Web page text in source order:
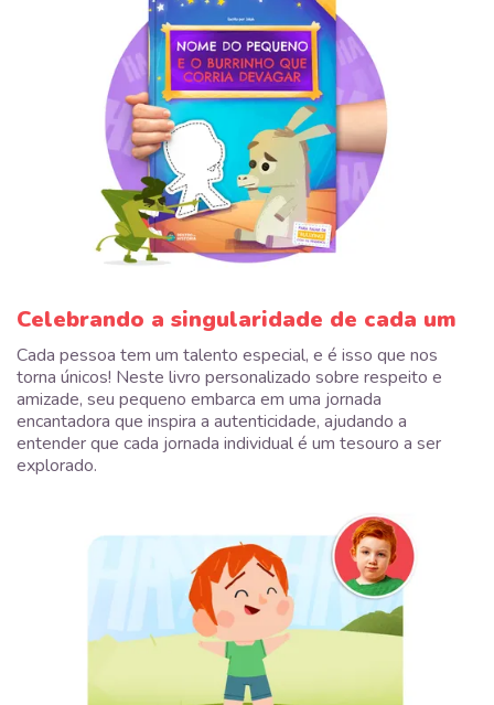
Celebrando a singularidade de cada um
Cada pessoa tem um talento especial, e é isso que nos
torna únicos! Neste livro personalizado sobre respeito e
amizade, seu pequeno embarca em uma jornada
encantadora que inspira a autenticidade, ajudando a
entender que cada jornada individual é um tesouro a ser
explorado.